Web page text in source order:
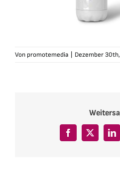
Von promotemedia Dezember
Facebook
X